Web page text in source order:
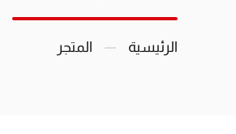
الرئيسية المتجر